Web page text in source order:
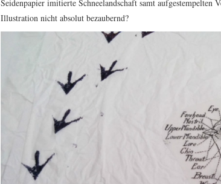
Seidenpapier imitierte Schneelandschaft samt aufgestempelten
Illustration nicht absolut bezaubernd?